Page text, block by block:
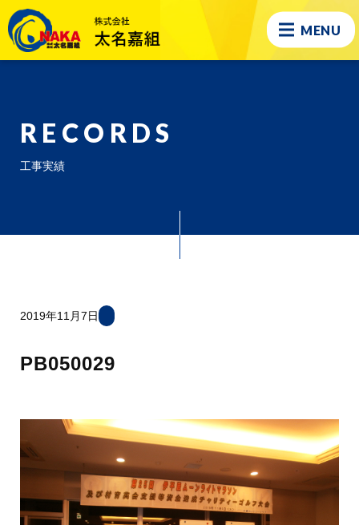
MENU
RECORDS
工事実績
2019年11月7日
PB050029